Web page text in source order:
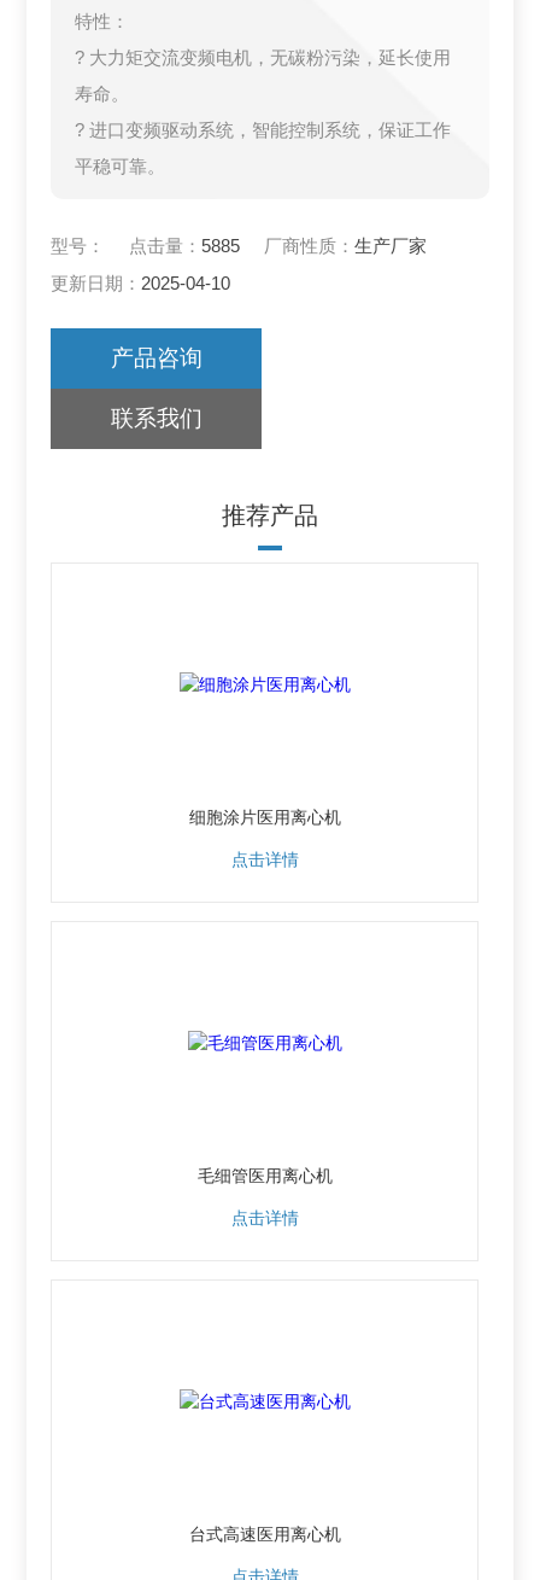
特性：
? 大力矩交流变频电机，无碳粉污染，延长使用
寿命。
? 进口变频驱动系统，智能控制系统，保证工作
平稳可靠。
型号： 点击量： 5885 厂商性质：生产厂家
更新日期： 2025-04-10
产品咨询
联系我们
推荐产品
细胞涂片医用离心机
点击详情
毛细管医用离心机
点击详情
台式高速医用离心机